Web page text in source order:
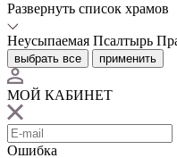
Развернуть список храмов
Неусыпаемая Псалтырь
выбрать все применить
МОЙ КАБИНЕТ
Ошибка